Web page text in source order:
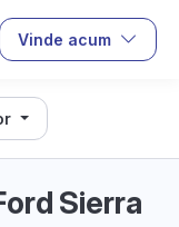
Vinde acum
Sierra